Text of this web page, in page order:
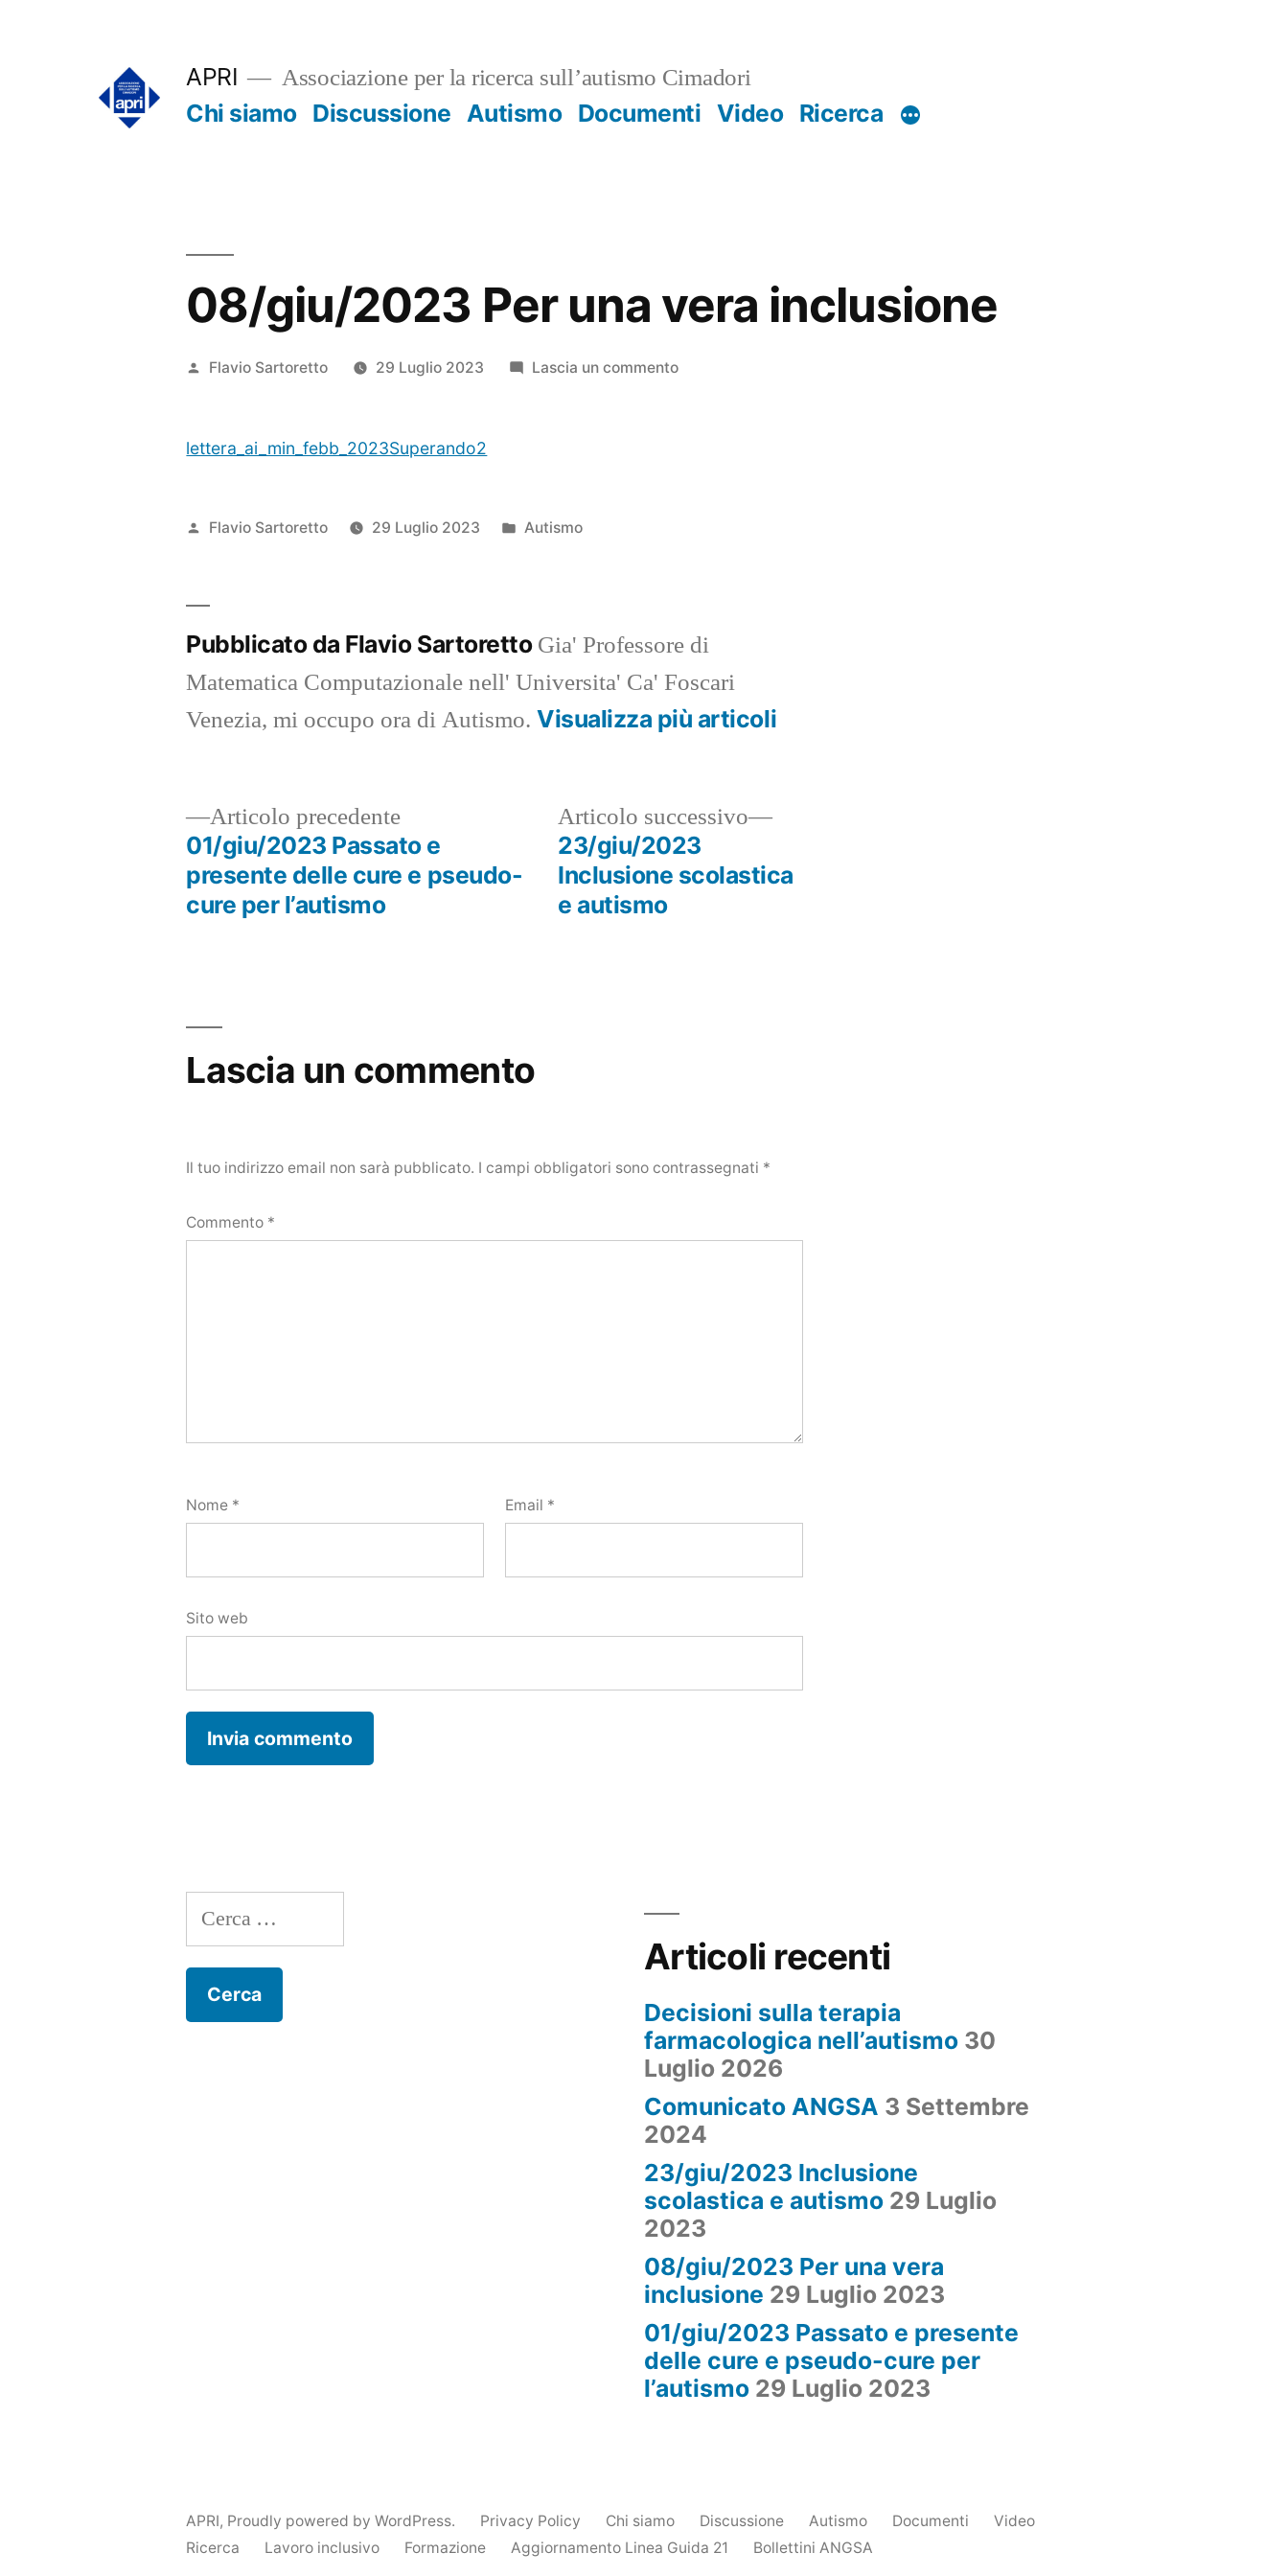
APRI Associazione per la ricerca sull’autismo Cimadori
Chi siamo Discussione Autismo Documenti Video Ricerca
08/giu/2023 Per una vera inclusione
Pubblicato
Flavio Sartoretto 29 Luglio 2023 Lascia un commentosu
lettera_ai_min_febb_2023Superando2
Pubblicato
Flavio Sartoretto 29 Luglio 2023
Pubblicato
Autismo
Pubblicato da Flavio Sartoretto Gia' Professore di
Matematica Computazionale nell' Universita' Ca' Foscari
Venezia, mi occupo ora di Autismo.Visualizza più articoli
Navigazione
Articolo precedenteArticolo
precedente:
01/giu/2023 Passato e
presente delle cure e pseudo-
cure per l’autismo
Articolo successivo
Articolo
23/giu/2023
Inclusione scolastica
e autismo
Lascia un commento
Il tuo indirizzo email non sarà pubblicato. I campi obbligatori sono contrassegnati *
Commento *
Nome * Email *
Sito web
Ricerca
per:
Articoli recenti
Decisioni sulla terapia
farmacologica nell’autismo 30
Luglio 2026
Comunicato ANGSA 3 Settembre
2024
23/giu/2023 Inclusione
scolastica e autismo 29 Luglio
2023
08/giu/2023 Per una vera
inclusione 29 Luglio 2023
01/giu/2023 Passato e presente
delle cure e pseudo-cure per
l’autismo 29 Luglio 2023
APRI, Proudly powered by WordPress. Privacy Policy Chi siamo Discussione Autismo Documenti
Video
Ricerca
Lavoro inclusivo Formazione Aggiornamento Linea Guida 21 Bollettini ANGSA